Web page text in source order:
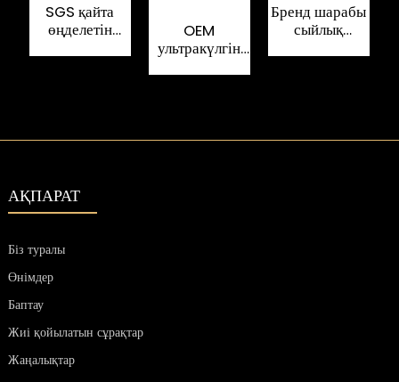
SGS қайта
өңделетін
OEM
ультракүлгін
қатты қораптар
Бренд шарабы
сыйлық
АҚПАРАТ
Біз туралы
Өнімдер
Баптау
Жиі қойылатын сұрақтар
Жаңалықтар